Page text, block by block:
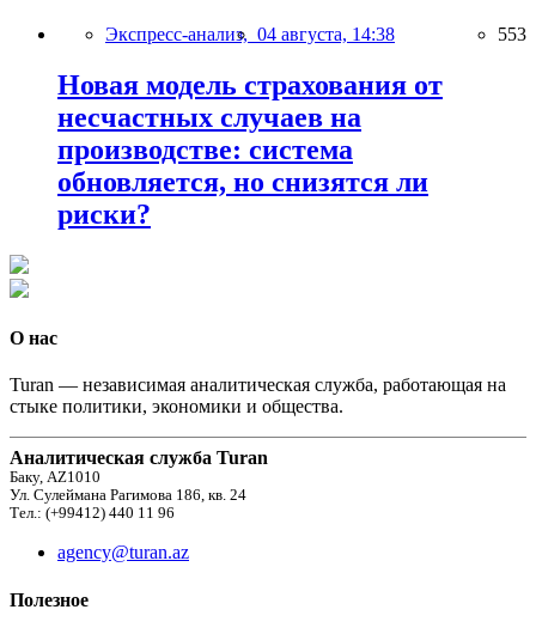
Экспресс-анализ, 04 августа, 14:38 553
Новая модель страхования от
несчастных случаев на
производстве: система
обновляется, но снизятся ли
риски?
О нас
Turan — независимая аналитическая служба, работающая на
стыке политики, экономики и общества.
Аналитическая служба Turan
Баку, AZ1010
Ул. Сулеймана Рагимова 186, кв. 24
Тел.: (+99412) 440 11 96
agency@turan.az
Полезное